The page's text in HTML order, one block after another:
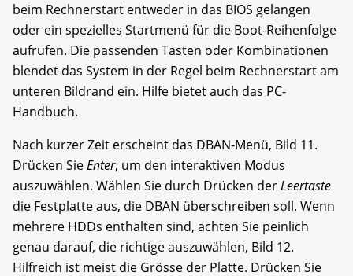
beim Rechnerstart entweder in das BIOS gelangen
oder ein spezielles Startmenü für die Boot-Reihenfolge
aufrufen. Die passenden Tasten oder Kombinationen
blendet das System in der Regel beim Rechnerstart am
unteren Bildrand ein. Hilfe bietet auch das PC-
Handbuch.
Nach kurzer Zeit erscheint das DBAN-Menü, Bild 11.
Drücken SieEnter, um den interaktiven Modus
auszuwählen. Wählen Sie durch Drücken derLeertaste
die Festplatte aus, die DBAN überschreiben soll. Wenn
mehrere HDDs enthalten sind, achten Sie peinlich
genau darauf, die richtige auszuwählen, Bild 12.
Hilfreich ist meist die Grösse der Platte. Drücken Sie